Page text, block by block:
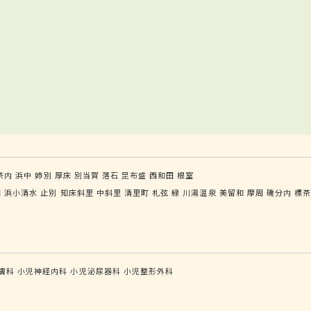
内 浜中 姉別 厚床 別当賀 落石 昆布盛 西和田 根室
浜小清水 止別 知床斜里 中斜里 清里町 札弦 緑 川湯温泉 美留和 摩周 磯分内 標茶
科 小児神経内科 小児泌尿器科 小児整形外科